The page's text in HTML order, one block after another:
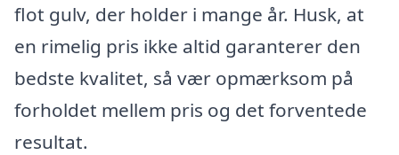
flot gulv, der holder i mange år. Husk, at
en rimelig pris ikke altid garanterer den
bedste kvalitet, så vær opmærksom på
forholdet mellem pris og det forventede
resultat.